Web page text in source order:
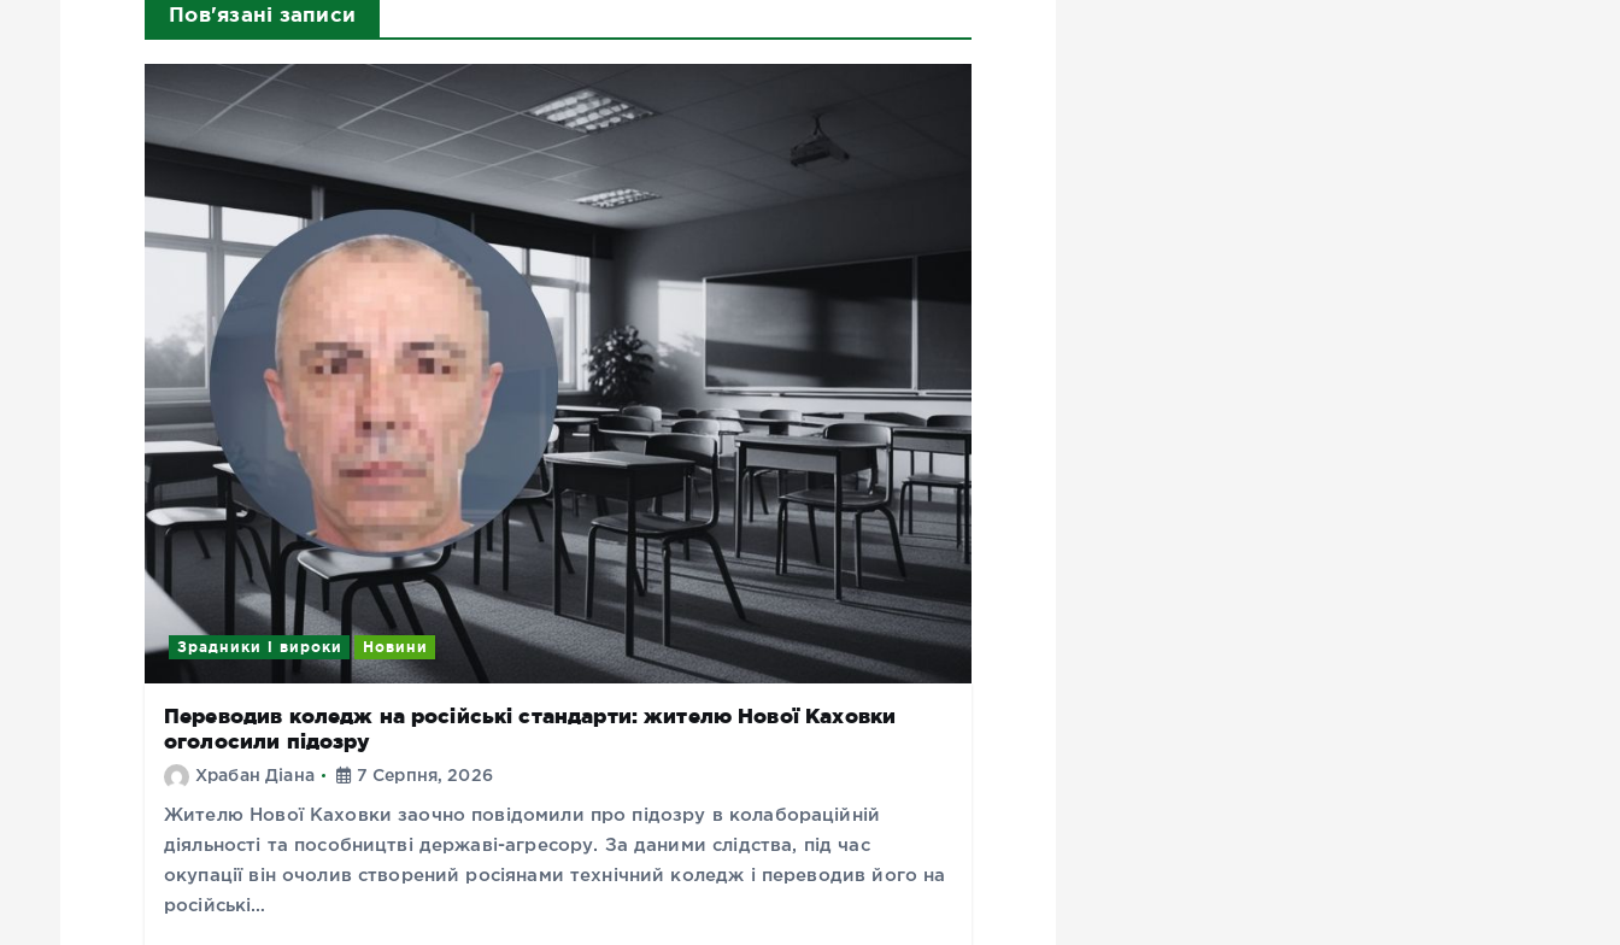
Пов'язані записи
Зрадники і вироки Новини
Переводив коледж на російські стандарти: жителю Нової Каховки
оголосили підозру
Храбан Діана 7 Серпня, 2026
Жителю Нової Каховки заочно повідомили про підозру в колабораційній
діяльності та пособництві державі-агресору. За даними слідства, під час
окупації він очолив створений росіянами технічний коледж і переводив його на
російські…